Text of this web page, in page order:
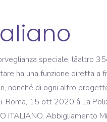
speciale, lâaltro
ha una funzione diretta
nonché di ogni altro
15 ott 2020 â La
Abbigliamento